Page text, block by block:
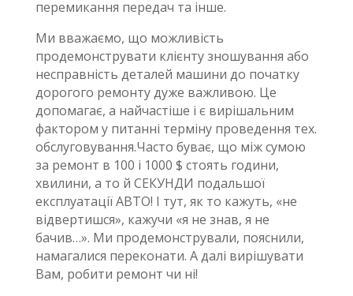
перемикання передач та інше.
Ми вважаємо, що можливість
продемонструвати клієнту зношування або
несправність деталей машини до початку
дорогого ремонту дуже важливою. Це
допомагає, а найчастіше і є вирішальним
фактором у питанні терміну проведення тех.
обслуговування.Часто буває, що між сумою
за ремонт в 100 і 1000 $ стоять години,
хвилини, а то й СЕКУНДИ подальшої
експлуатації АВТО! І тут, як то кажуть, «не
відвертишся», кажучи «я не знав, я не
бачив…». Ми продемонстрували, пояснили,
намагалися переконати. А далі вирішувати
Вам, робити ремонт чи ні!